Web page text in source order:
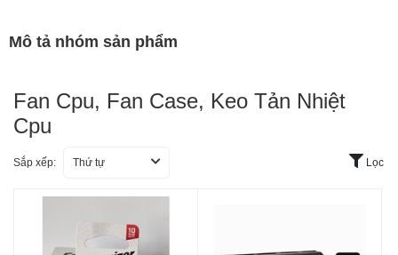
Mô tả nhóm sản phẩm
Fan Cpu, Fan Case, Keo Tản Nhiệt
Cpu
Sắp xếp: Thứ tự Lọc